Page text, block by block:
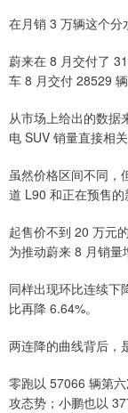
在月销 3 万辆这个分
蔚来在 8 月交付了
车 8 月交付 28529
从市场上给出的数据
电 SUV 销量直接相关
虽然价格区间不同，
道 L90 和正在预售的
起售价不到 20 万元
为推动蔚来 8 月销量
同样出现环比连续下
比再降 6.64%。
两连降的曲线背后，
零跑以 57066 辆第
攻态势；小鹏也以